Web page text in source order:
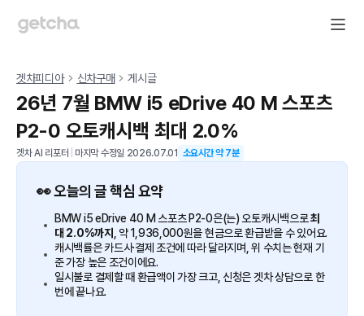
겟차피디아 신차구매 게시글
26년 7월 BMW i5 eDrive 40 M 스포츠
P2-0 오토캐시백 최대 2.0%
겟차 AI 리포터 마지막 수정일 2026.07.01 소요시간 약7분
👀 오늘의 글 핵심 요약
BMW i5 eDrive 40 M 스포츠 P2-0은(는) 오토캐시백으로최
대 2.0%까지 , 약 1,936,000원을 현금으로 환급받을 수 있어요.
캐시백률은 카드사·결제 조건에 따라 달라지며, 위 수치는 현재 기
준 가장 높은 조건이에요.
일시불로 결제할 때 환급액이 가장 크고, 신청은 겟차 상담으로 한
번에 끝나요.